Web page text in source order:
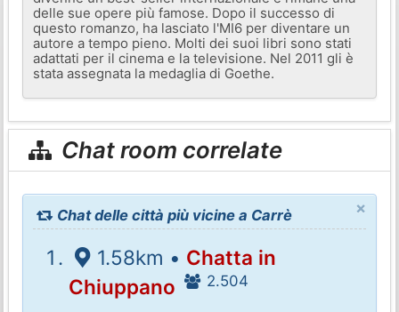
delle sue opere più famose. Dopo il successo di
questo romanzo, ha lasciato l'MI6 per diventare un
autore a tempo pieno. Molti dei suoi libri sono stati
adattati per il cinema e la televisione. Nel 2011 gli è
stata assegnata la medaglia di Goethe.
Chat room correlate
×
Chat delle città più vicine a Carrè
1.58km • Chatta in
Chiuppano
2.504